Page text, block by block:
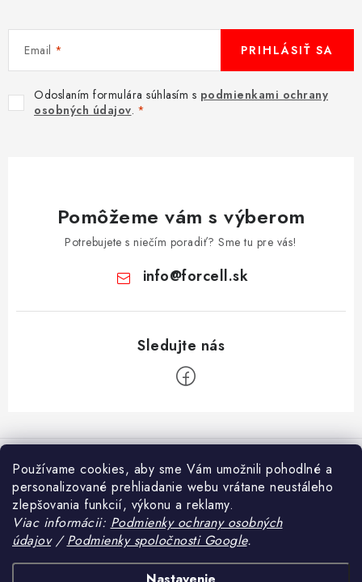
Používame cookies, aby sme Vám umožnili pohodlné a
personalizované prehliadanie webu vrátane neustáleho
zlepšovania funkcií, výkonu a reklamy.
Viac informácii: Podmienky ochrany osobných
údajov/Podmienky spoločnosti Google.
Email
Odoslaním formulára súhlasím s podmienkami ochrany
osobných údajov.
PRIHLÁSIŤ SA
Pomôžeme vám s výberom
Potrebujete s niečím poradiť? Sme tu pre vás!
info@forcell.sk
á
Informácie pre vás
Doprava a platba
Ako nakupovať
Obchodné podmienky
Prijímame online platby
Blog
Tvrdené sklo alebo fólia na mobil – čo sa viac oplatí?
Heureka.sk